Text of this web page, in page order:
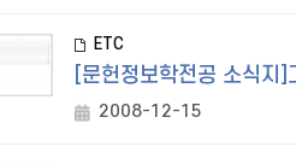
ETC
[문헌정보학전공 소식
2008-12-15